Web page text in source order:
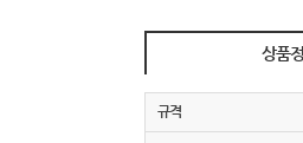
상품
규격